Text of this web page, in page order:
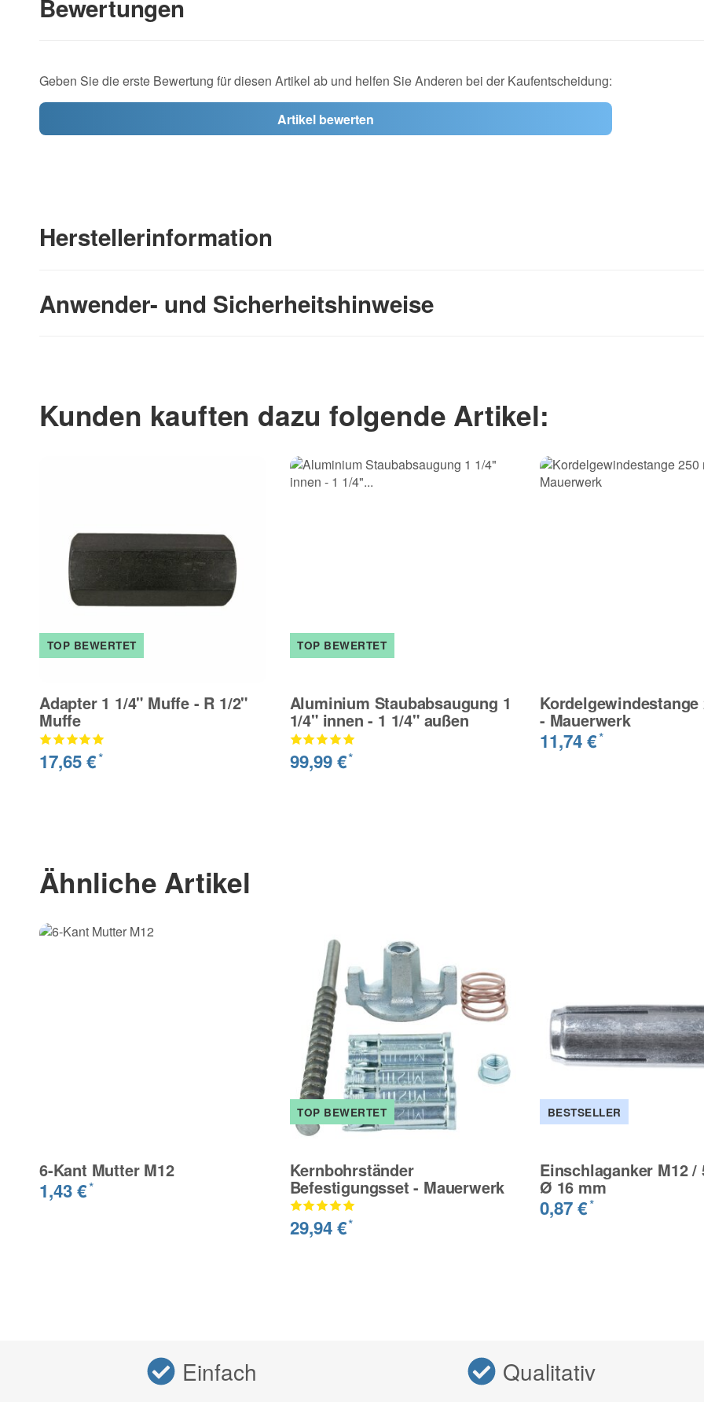
Bewertungen
Geben Sie die erste Bewertung für diesen Artikel ab und helfen Sie Anderen bei der Kaufentscheidung:
Artikel bewerten
Herstellerinformation
Anwender- und Sicherheitshinweise
Kunden kauften dazu folgende Artikel:
TOP BEWERTET
Adapter 1 1/4" Muffe - R 1/2"
Muffe
17,65 €*
TOP BEWERTET
Aluminium Staubabsaugung 1
1/4" innen - 1 1/4" außen
99,99 €*
Kordelgewindestange
- Mauerwerk
11,74 €*
Ähnliche Artikel
6-Kant Mutter M12
1,43 €*
TOP BEWERTET
Kernbohrständer
Befestigungsset - Mauerwerk
29,94 €*
BESTSELLER
Einschlaganker M12 /
Ø 16 mm
0,87 €*
Einfach Qualitativ